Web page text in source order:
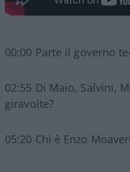
00:00 Parte il governo
02:55 Di Maio, Salvini,
giravolte?
05:20 Chi è Enzo